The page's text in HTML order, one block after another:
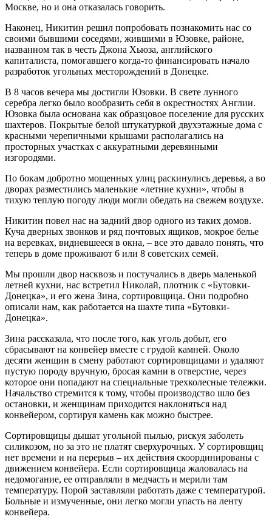
Москве, но и она отказалась говорить.
Наконец, Никитин решил попробовать познакомить нас со
своими бывшими соседями, жившими в Юзовке, районе,
названном так в честь Джона Хьюза, английского
капиталиста, помогавшего когда-то финансировать начало
разработок угольных месторождений в Донецке.
В 8 часов вечера мы достигли Юзовки. В свете лунного
серебра легко было вообразить себя в окрестностях Англии.
Юзовка была основана как образцовое поселение для русских
шахтеров. Покрытые белой штукатуркой двухэтажные дома с
красными черепичными крышами располагались на
просторных участках с аккуратными деревянными
изгородями.
По бокам добротно мощенных улиц раскинулись деревья, а во
дворах разместились маленькие «летние кухни», чтобы в
тихую теплую погоду люди могли обедать на свежем воздухе.
Никитин повел нас на задний двор одного из таких домов.
Куча дверных звонков и ряд почтовых ящиков, мокрое белье
на веревках, видневшееся в окна, – все это давало понять, что
теперь в доме проживают 6 или 8 советских семей.
Мы прошли двор насквозь и постучались в дверь маленькой
летней кухни, нас встретил Николай, плотник с «Бутовки-
Донецка», и его жена Зина, сортировщица. Они подробно
описали нам, как работается на шахте типа «Бутовки-
Донецка».
Зина рассказала, что после того, как уголь добыт, его
сбрасывают на конвейер вместе с грудой камней. Около
десяти женщин в смену работают сортировщицами и удаляют
пустую породу вручную, бросая камни в отверстие, через
которое они попадают на специальные трехколесные тележки.
Начальство стремится к тому, чтобы производство шло без
остановки, и женщинам приходится наклоняться над
конвейером, сортируя камень как можно быстрее.
Сортировщицы дышат угольной пылью, рискуя заболеть
силикозом, но за это не платят сверхурочных. У сортировщиц
нет времени и на перерыв – их действия скоординированы с
движением конвейера. Если сортировщица жаловалась на
недомогание, ее отправляли в медчасть и мерили там
температуру. Порой заставляли работать даже с температурой.
Больные и измученные, они легко могли упасть на ленту
конвейера.